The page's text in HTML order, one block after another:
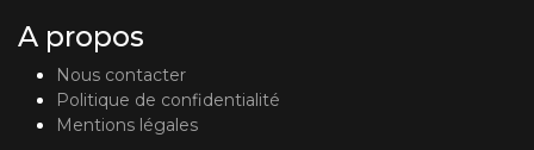
A propos
Nous contacter
Politique de confidentialité
Mentions légales